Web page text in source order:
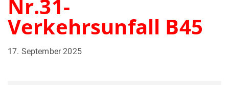
Nr.31-
Verkehrsunfall B45
17. September 2025